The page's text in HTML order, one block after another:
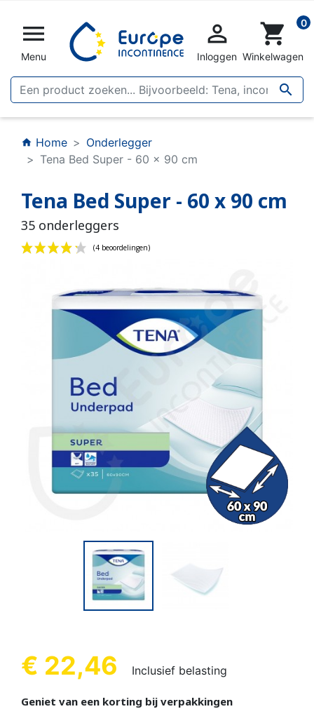

Menu


Inloggen
shopping_cart 0
Winkelwagen
home Home
Onderlegger
Tena Bed Super - 60 x 90 cm
Tena Bed Super - 60 x 90 cm
35 onderleggers
(4 beoordelingen)
€ 22,46 Inclusief belasting
Geniet van een korting bij verpakkingen